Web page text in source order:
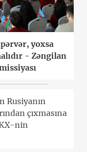
yoxsa
- Zəngilan
Rusiyanın
çıxmasına
nin